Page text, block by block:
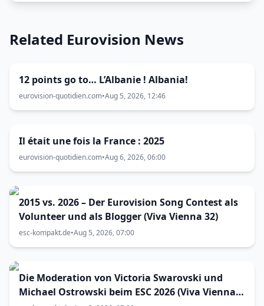
Related Eurovision News
12 points go to… L’Albanie ! Albania!
eurovision-quotidien.com•Aug 5, 2026, 12:46
Il était une fois la France : 2025
eurovision-quotidien.com•Aug 6, 2026, 06:00
2015 vs. 2026 – Der Eurovision Song Contest als
Volunteer und als Blogger (Viva Vienna 32)
esc-kompakt.de•Aug 5, 2026, 07:00
Die Moderation von Victoria Swarovski und
Michael Ostrowski beim ESC 2026 (Viva Vienna